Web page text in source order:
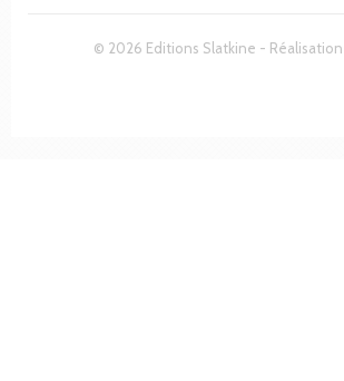
© 2026 Editions Slatkine - Réalisation